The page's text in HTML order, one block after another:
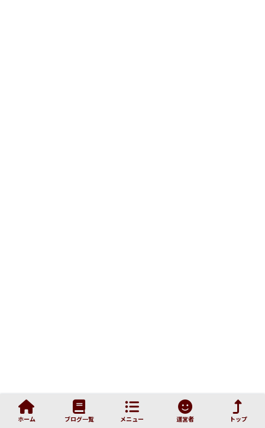
ホーム ブログ一覧 メニュー 運営者 トップ